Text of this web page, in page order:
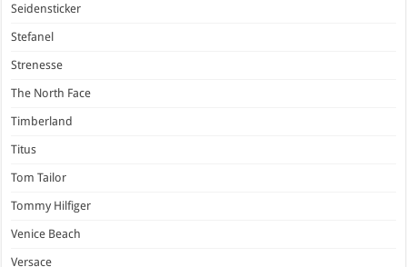
Seidensticker
Stefanel
Strenesse
The North Face
Timberland
Titus
Tom Tailor
Tommy Hilfiger
Venice Beach
Versace